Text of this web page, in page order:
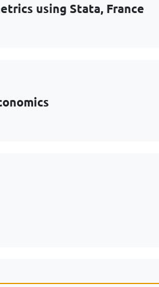
using Stata, France